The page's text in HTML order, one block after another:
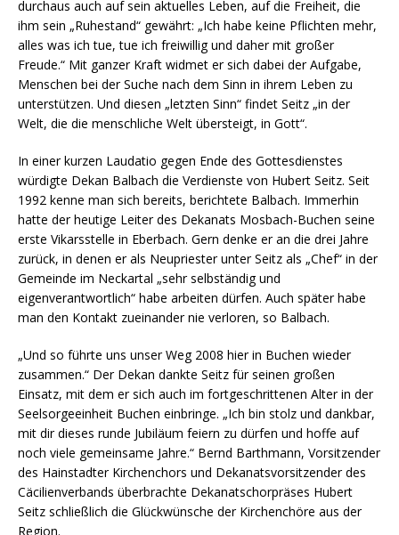
durchaus auch auf sein aktuelles Leben, auf die Freiheit, die
ihm sein „Ruhestand“ gewährt: „Ich habe keine Pflichten mehr,
alles was ich tue, tue ich freiwillig und daher mit großer
Freude.“ Mit ganzer Kraft widmet er sich dabei der Aufgabe,
Menschen bei der Suche nach dem Sinn in ihrem Leben zu
unterstützen. Und diesen „letzten Sinn“ findet Seitz „in der
Welt, die die menschliche Welt übersteigt, in Gott“.
In einer kurzen Laudatio gegen Ende des Gottesdienstes
würdigte Dekan Balbach die Verdienste von Hubert Seitz. Seit
1992 kenne man sich bereits, berichtete Balbach. Immerhin
hatte der heutige Leiter des Dekanats Mosbach-Buchen seine
erste Vikarsstelle in Eberbach. Gern denke er an die drei Jahre
zurück, in denen er als Neupriester unter Seitz als „Chef“ in der
Gemeinde im Neckartal „sehr selbständig und
eigenverantwortlich“ habe arbeiten dürfen. Auch später habe
man den Kontakt zueinander nie verloren, so Balbach.
„Und so führte uns unser Weg 2008 hier in Buchen wieder
zusammen.“ Der Dekan dankte Seitz für seinen großen
Einsatz, mit dem er sich auch im fortgeschrittenen Alter in der
Seelsorgeeinheit Buchen einbringe. „Ich bin stolz und dankbar,
mit dir dieses runde Jubiläum feiern zu dürfen und hoffe auf
noch viele gemeinsame Jahre.“ Bernd Barthmann, Vorsitzender
des Hainstadter Kirchenchors und Dekanatsvorsitzender des
Cäcilienverbands überbrachte Dekanatschorpräses Hubert
Seitz schließlich die Glückwünsche der Kirchenchöre aus der
Region.